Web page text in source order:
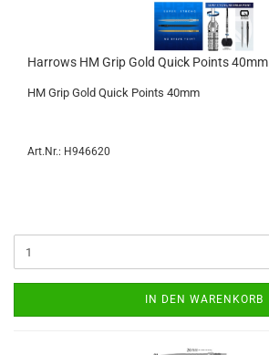
Har­rows HM Grip Gold Quick Points 40mm
HM Grip Gold Quick Points 40mm
Art.Nr.: H946620
IN DEN WARENKORB